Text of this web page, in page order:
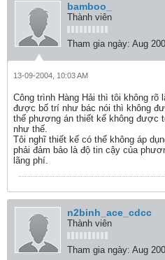
bamboo_
Thành viên
Tham gia ngày: Aug
13-09-2004, 10:03 AM
Công trình Hàng Hải thì tôi không rõ
được bố trí như bác nói thì không
thể phương án thiết kế không được
như thế.
Tôi nghĩ thiết kế có thể không áp
phải đảm bảo là độ tin cậy của
lãng phí.
n2binh_ace_cdcc
Thành viên
Tham gia ngày: Aug